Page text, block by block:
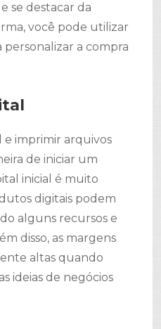
se destacar da
você pode utilizar
personalizar a compra
e imprimir arquivos
de iniciar um
inicial é muito
digitais podem
alguns recursos e
disso, as margens
altas quando
ideias de negócios